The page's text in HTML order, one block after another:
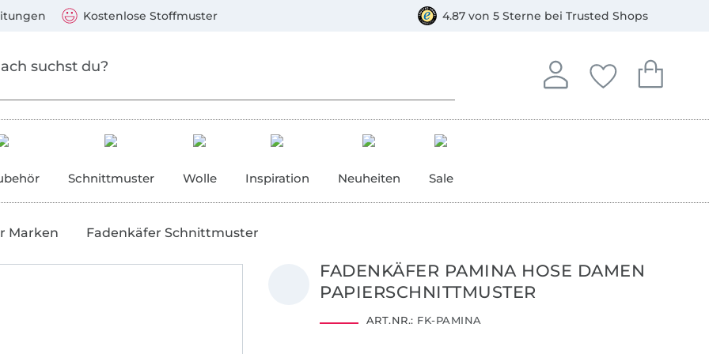
Kostenlose Stoffmuster 4.87 von 5 Sterne bei Trusted Shops
Anmelden
In deinem Konto
Deine
Du hast keine
Dein
Du hast
Schnittmuster Wolle Inspiration Neuheiten Sale
Marken Fadenkäfer Schnittmuster
FADENKÄFER PAMINA HOSE DAMEN
PAPIERSCHNITTMUSTER
ART.NR.: FK-PAMINA
Mastercard, PayPal, Giropay, Kauf auf Rechnung, Vorkasse